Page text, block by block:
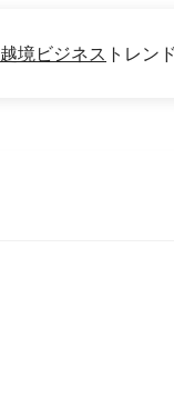
越境ビジネス トレン